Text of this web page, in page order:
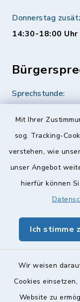
Mit Ihrer
sog. Tracking-
verstehen, wie
unser Angebot
hierfür können
Ich stimme
Wir weisen
Cookies
Website zu
Donnerstag
14:30-18:00 Uhr
Sprechstunde:
Quicklinks
Landkreis
geoPortal